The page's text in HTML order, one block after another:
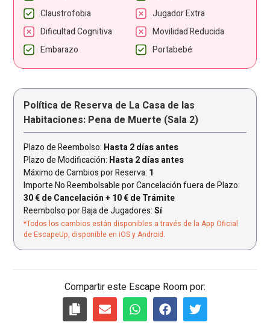
Claustrofobia
Jugador Extra
Dificultad Cognitiva
Movilidad Reducida
Embarazo
Portabebé
Política de Reserva de La Casa de las
Habitaciones: Pena de Muerte (Sala 2)
Plazo de Reembolso: Hasta 2 días antes
Plazo de Modificación: Hasta 2 días antes
Máximo de Cambios por Reserva: 1
Importe No Reembolsable por Cancelación fuera de Plazo:
30 € de Cancelación + 10 € de Trámite
Reembolso por Baja de Jugadores: Sí
*Todos los cambios están disponibles a través de la App Oficial
de EscapeUp, disponible en iOS y Android.
Compartir este Escape Room por: